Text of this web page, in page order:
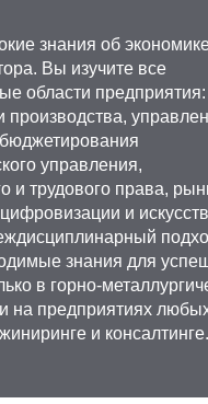
знания об
Вы изучите все
области предприятия:
производства,
управления,
и трудового права,
и
знания для
в горно-
на предприятиях
и консалтинге.